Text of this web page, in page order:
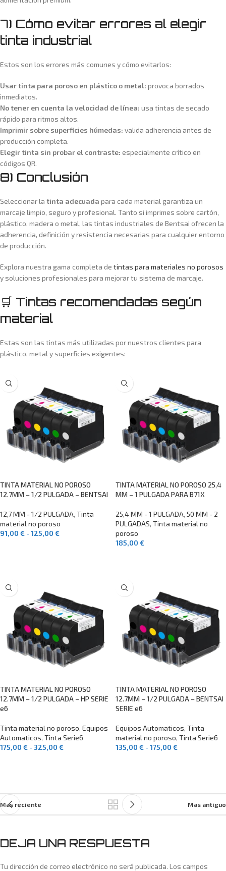
7) Cómo evitar errores al elegir
tinta industrial
Estos son los errores más comunes y cómo evitarlos:
Usar tinta para poroso en plástico o metal: provoca borrados
inmediatos.
No tener en cuenta la velocidad de línea: usa tintas de secado
rápido para ritmos altos.
Imprimir sobre superficies húmedas: valida adherencia antes de
producción completa.
Elegir tinta sin probar el contraste: especialmente crítico en
códigos QR.
8) Conclusión
Seleccionar la tinta adecuada para cada material garantiza un
marcaje limpio, seguro y profesional. Tanto si imprimes sobre cartón,
plástico, madera o metal, las tintas industriales de Bentsai ofrecen la
adherencia, definición y resistencia necesarias para cualquier entorno
de producción.
Explora nuestra gama completa de tintas para materiales no porosos
y soluciones profesionales para mejorar tu sistema de marcaje.
🛒 Tintas recomendadas según
material
Estas son las tintas más utilizadas por nuestros clientes para
plástico, metal y superficies exigentes:
TINTA MATERIAL NO POROSO
12.7MM – 1/2 PULGADA – BENTSAI
12,7 MM - 1/2 PULGADA, Tinta
material no poroso
91,00 € -125,00 €
TINTA MATERIAL NO POROSO 25,4
MM – 1 PULGADA PARA B71X
25,4 MM - 1 PULGADA, 50 MM - 2
PULGADAS, Tinta material no
poroso
185,00 €
TINTA MATERIAL NO POROSO
12.7MM – 1/2 PULGADA – HP SERIE
e6
Tinta material no poroso, Equipos
Automaticos, Tinta Serie6
175,00 € -325,00 €
TINTA MATERIAL NO POROSO
12.7MM – 1/2 PULGADA – BENTSAI
SERIE e6
Equipos Automaticos, Tinta
material no poroso, Tinta Serie6
135,00 € -175,00 €
Mas reciente Mas antiguo
DEJA UNA RESPUESTA
Tu dirección de correo electrónico no será publicada. Los campos